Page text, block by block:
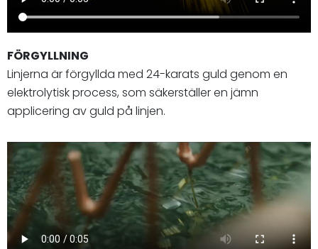
FÖRGYLLNING
Linjerna är förgyllda med 24-karats guld genom en
elektrolytisk process, som säkerställer en jämn
applicering av guld på linjen.